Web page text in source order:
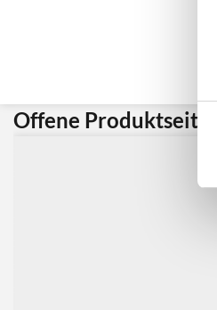
Offene Produktseite: